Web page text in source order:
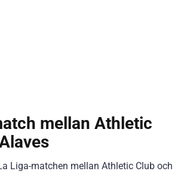
mellan Athletic
Liga-matchen mellan Athletic Club och